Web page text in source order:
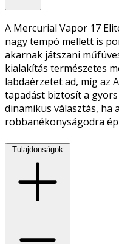
A Mercurial Vapor 17
nagy tempó mellett is
akarnak játszani
kialakítás természetes
labdaérzetet ad, míg az
tapadást biztosít a
dinamikus választás, ha
robbanékonyságodra
Tulajdonságok